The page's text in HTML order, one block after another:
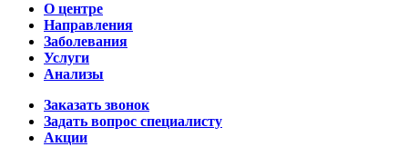
О центре
Направления
Заболевания
Услуги
Анализы
Заказать звонок
Задать вопрос специалисту
Акции